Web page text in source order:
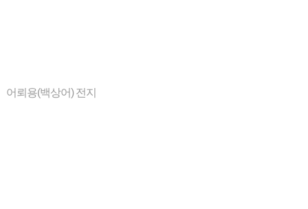
어뢰용(백상어) 전지